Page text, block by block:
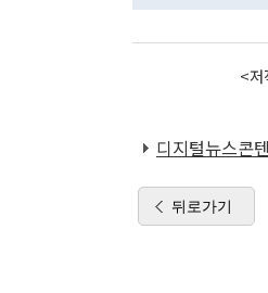
<
디지털뉴스콘
뒤로가기